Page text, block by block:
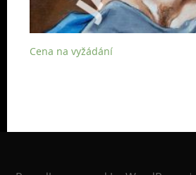
Cena na vyžádání